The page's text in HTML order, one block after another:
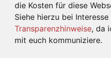
die Kosten für diese
Siehe hierzu bei
Transparenzhinweise, da
mit euch kommuniziere.